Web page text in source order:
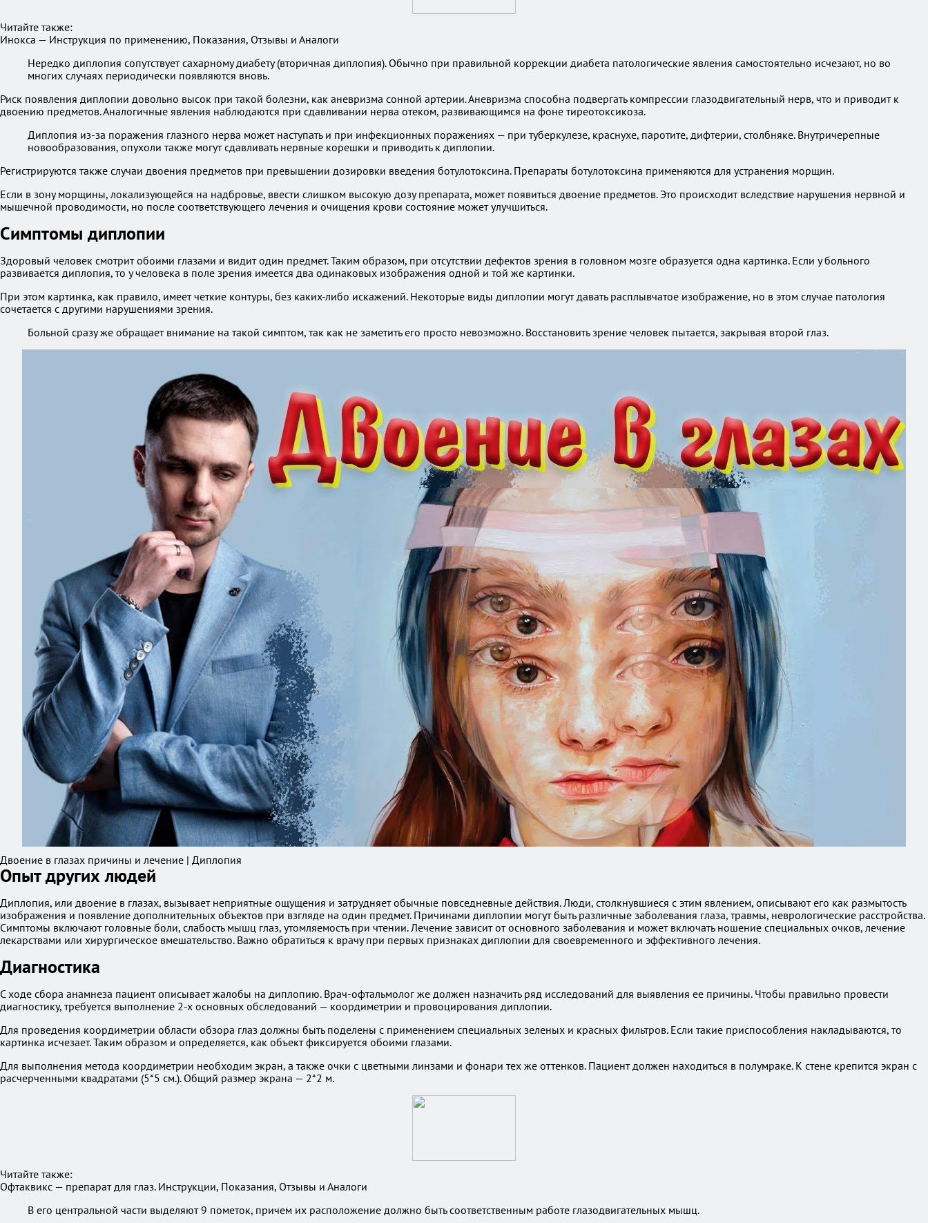
Читайте также:
Инокса — Инструкция по применению, Показания, Отзывы и Аналоги
Нередко диплопия сопутствует сахарному диабету (вторичная диплопия). Обычно при правильной коррекции диабета патологические явления самостоятельно исчезают, но во
многих случаях периодически появляются вновь.
Риск появления диплопии довольно высок при такой болезни, как аневризма сонной артерии. Аневризма способна подвергать компрессии глазодвигательный нерв, что и приводит к
двоению предметов. Аналогичные явления наблюдаются при сдавливании нерва отеком, развивающимся на фоне тиреотоксикоза.
Диплопия из-за поражения глазного нерва может наступать и при инфекционных поражениях — при туберкулезе, краснухе, паротите, дифтерии, столбняке. Внутричерепные
новообразования, опухоли также могут сдавливать нервные корешки и приводить к диплопии.
Регистрируются также случаи двоения предметов при превышении дозировки введения ботулотоксина. Препараты ботулотоксина применяются для устранения морщин.
Если в зону морщины, локализующейся на надбровье, ввести слишком высокую дозу препарата, может появиться двоение предметов. Это происходит вследствие нарушения нервной и
мышечной проводимости, но после соответствующего лечения и очищения крови состояние может улучшиться.
Симптомы диплопии
Здоровый человек смотрит обоими глазами и видит один предмет. Таким образом, при отсутствии дефектов зрения в головном мозге образуется одна картинка. Если у больного
развивается диплопия, то у человека в поле зрения имеется два одинаковых изображения одной и той же картинки.
При этом картинка, как правило, имеет четкие контуры, без каких-либо искажений. Некоторые виды диплопии могут давать расплывчатое изображение, но в этом случае патология
сочетается с другими нарушениями зрения.
Больной сразу же обращает внимание на такой симптом, так как не заметить его просто невозможно. Восстановить зрение человек пытается, закрывая второй глаз.
Двоение в глазах причины и лечение | Диплопия
Опыт других людей
Диплопия, или двоение в глазах, вызывает неприятные ощущения и затрудняет обычные повседневные действия. Люди, столкнувшиеся с этим явлением, описывают его как размытость
изображения и появление дополнительных объектов при взгляде на один предмет. Причинами диплопии могут быть различные заболевания глаза, травмы, неврологические расстройства.
Симптомы включают головные боли, слабость мышц глаз, утомляемость при чтении. Лечение зависит от основного заболевания и может включать ношение специальных очков, лечение
лекарствами или хирургическое вмешательство. Важно обратиться к врачу при первых признаках диплопии для своевременного и эффективного лечения.
Диагностика
С ходе сбора анамнеза пациент описывает жалобы на диплопию. Врач-офтальмолог же должен назначить ряд исследований для выявления ее причины. Чтобы правильно провести
диагностику, требуется выполнение 2-х основных обследований — коордиметрии и провоцирования диплопии.
Для проведения коордиметрии области обзора глаз должны быть поделены с применением специальных зеленых и красных фильтров. Если такие приспособления накладываются, то
картинка исчезает. Таким образом и определяется, как объект фиксируется обоими глазами.
Для выполнения метода коордиметрии необходим экран, а также очки с цветными линзами и фонари тех же оттенков. Пациент должен находиться в полумраке. К стене крепится экран с
расчерченными квадратами (5*5 см.). Общий размер экрана — 2*2 м.
Читайте также:
Офтаквикс — препарат для глаз. Инструкции, Показания, Отзывы и Аналоги
В его центральной части выделяют 9 пометок, причем их расположение должно быть соответственным работе глазодвигательных мышц.